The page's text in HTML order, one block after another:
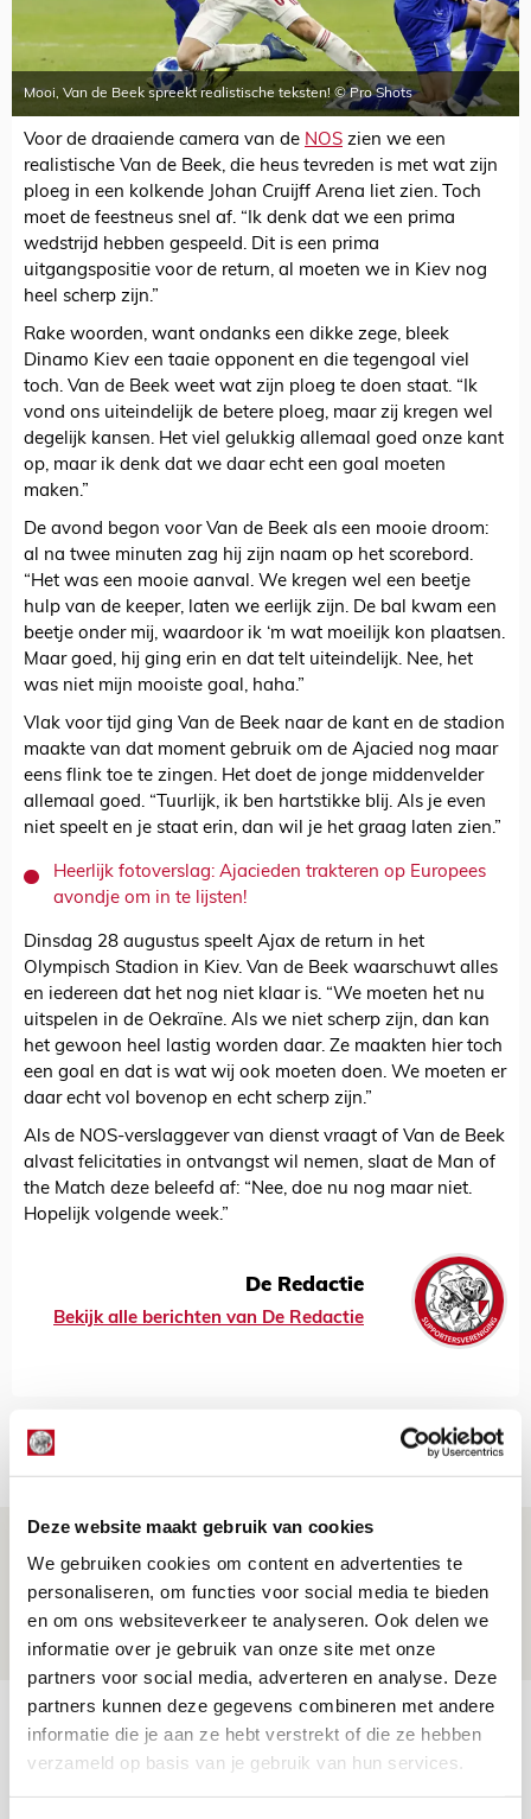
Deze website maakt gebruik van cookies
We gebruiken cookies om content en advertenties te
personaliseren, om functies voor social media te bieden
en om ons websiteverkeer te analyseren. Ook delen we
informatie over je gebruik van onze site met onze
partners voor social media, adverteren en analyse. Deze
partners kunnen deze gegevens combineren met andere
informatie die je aan ze hebt verstrekt of die ze hebben
verzameld op basis van je gebruik van hun services.
Mooi, Van de Beek spreekt realistische teksten! © Pro Shots
Voor de draaiende camera van de NOS zien we een
realistische Van de Beek, die heus tevreden is met wat zijn
ploeg in een kolkende Johan Cruijff Arena liet zien. Toch
moet de feestneus snel af. “Ik denk dat we een prima
wedstrijd hebben gespeeld. Dit is een prima
uitgangspositie voor de return, al moeten we in Kiev nog
heel scherp zijn.”
Rake woorden, want ondanks een dikke zege, bleek
Dinamo Kiev een taaie opponent en die tegengoal viel
toch. Van de Beek weet wat zijn ploeg te doen staat. “Ik
vond ons uiteindelijk de betere ploeg, maar zij kregen wel
degelijk kansen. Het viel gelukkig allemaal goed onze kant
op, maar ik denk dat we daar echt een goal moeten
maken.”
De avond begon voor Van de Beek als een mooie droom:
al na twee minuten zag hij zijn naam op het scorebord.
“Het was een mooie aanval. We kregen wel een beetje
hulp van de keeper, laten we eerlijk zijn. De bal kwam een
beetje onder mij, waardoor ik ‘m wat moeilijk kon plaatsen.
Maar goed, hij ging erin en dat telt uiteindelijk. Nee, het
was niet mijn mooiste goal, haha.”
Vlak voor tijd ging Van de Beek naar de kant en de stadion
maakte van dat moment gebruik om de Ajacied nog maar
eens flink toe te zingen. Het doet de jonge middenvelder
allemaal goed. “Tuurlijk, ik ben hartstikke blij. Als je even
niet speelt en je staat erin, dan wil je het graag laten zien.”
Heerlijk fotoverslag: Ajacieden trakteren op Europees
avondje om in te lijsten!
Dinsdag 28 augustus speelt Ajax de return in het
Olympisch Stadion in Kiev. Van de Beek waarschuwt alles
en iedereen dat het nog niet klaar is. “We moeten het nu
uitspelen in de Oekraïne. Als we niet scherp zijn, dan kan
het gewoon heel lastig worden daar. Ze maakten hier toch
een goal en dat is wat wij ook moeten doen. We moeten er
daar echt vol bovenop en echt scherp zijn.”
Als de NOS-verslaggever van dienst vraagt of Van de Beek
alvast felicitaties in ontvangst wil nemen, slaat de Man of
the Match deze beleefd af: “Nee, doe nu nog maar niet.
Hopelijk volgende week.”
De Redactie
Bekijk alle berichten van De Redactie
Net binnen //
Brandt: ‘Ajax en Cruijff bleven door
mijn hoofd spoken’
07 AUGUSTUS 2026 - 20:02
NIEUWS
Míchel geeft blessure-update en
spreekt over Godts, Baas en